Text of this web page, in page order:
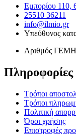
Εμπορίου 110,
25510 36211
info@ilmio.gr
Υπεύθυνος
Αριθμός ΓΕΜΗ
Πληροφορίες
Τρόποι
Τρόποι
Πολιτική
Όροι χρήσης
Επιστροφές